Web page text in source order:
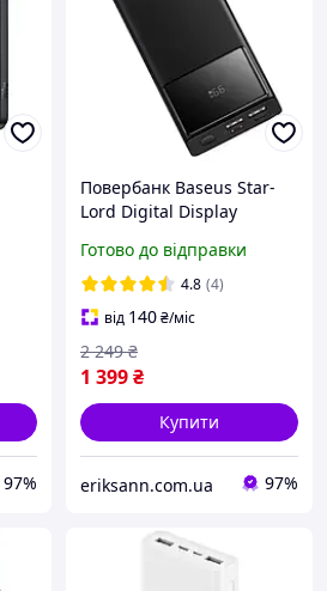
97%
Повербанк Baseus Star-
Lord Digital Display
(PPXJ20, PPXJ060001)
Готово до відправки
4.8 (4)
від 140₴/міс
1 399₴
2 249 ₴
Купити
eriksann.com.ua 97%